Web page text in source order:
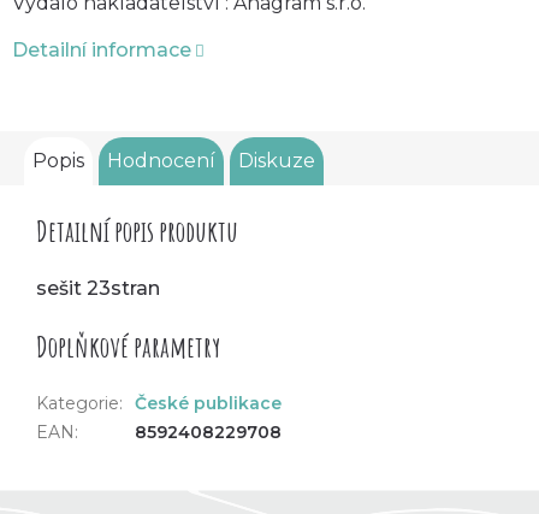
Detailní informace
Popis Hodnocení Diskuze
Detailní popis produktu
sešit 23stran
Doplňkové parametry
Kategorie:
České publikace
EAN: 8592408229708